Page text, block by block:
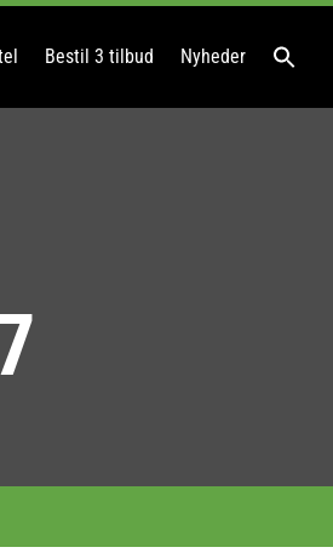
Bestil 3 tilbud Nyheder